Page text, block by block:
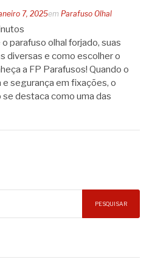
7, 2025em Parafuso Olhal
parafuso olhal forjado, suas
diversas e como escolher o
a FP Parafusos! Quando o
segurança em fixações, o
destaca como uma das
PESQUISAR